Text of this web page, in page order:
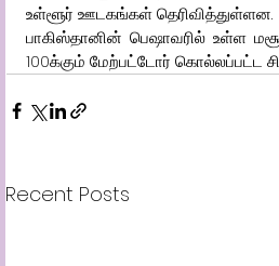
உள்ளூர் ஊடகங்கள் தெரிவித்துள்ளன.
பாகிஸ்தானின் பெஷாவரில் உள்ள
100க்கும் மேற்பட்டோர் கொல்லப்பட்ட
Recent Posts